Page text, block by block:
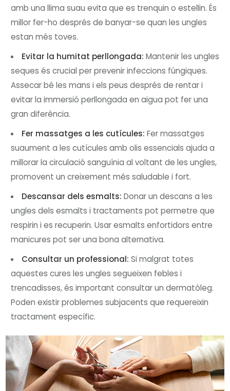
amb una llima suau evita que es trenquin o estellin. És
millor fer-ho després de banyar-se quan les ungles
estan més toves.
Evitar la humitat perllongada: Mantenir les ungles
seques és crucial per prevenir infeccions fúngiques.
Assecar bé les mans i els peus després de rentar i
evitar la immersió perllongada en aigua pot fer una
gran diferència.
Fer massatges a les cutícules: Fer massatges
suaument a les cutícules amb olis essencials ajuda a
millorar la circulació sanguínia al voltant de les ungles,
promovent un creixement més saludable i fort.
Descansar dels esmalts: Donar un descans a les
ungles dels esmalts i tractaments pot permetre que
respirin i es recuperin. Usar esmalts enfortidors entre
manicures pot ser una bona alternativa.
Consultar un professional: Si malgrat totes
aquestes cures les ungles segueixen febles i
trencadisses, és important consultar un dermatòleg.
Poden existir problemes subjacents que requereixin
tractament específic.